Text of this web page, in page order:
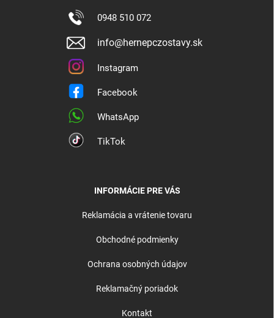
0948 510 072
info@hernepczostavy.sk
Instagram
Facebook
WhatsApp
TikTok
INFORMÁCIE PRE VÁS
Reklamácia a vrátenie tovaru
Obchodné podmienky
Ochrana osobných údajov
Reklamačný poriadok
Kontakt